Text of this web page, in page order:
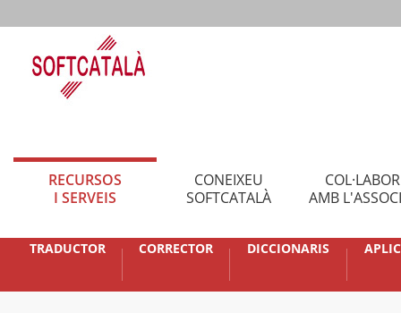
RECURSOS
I SERVEIS
CONEIXEU
SOFTCATALÀ
AMB
TRADUCTOR CORRECTOR DICCIONARIS